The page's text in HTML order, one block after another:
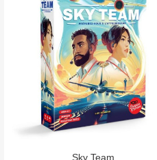
Aperçu rapide
Sky Team